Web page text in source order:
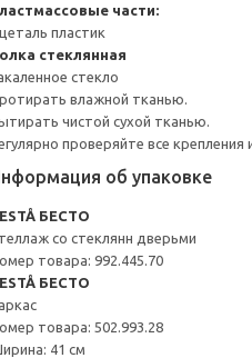
части:
пластик
стеклянная
стекло
влажной тканью.
чистой сухой тканью.
проверяйте все
об упаковке
БЕСТО
со стеклянн дверьми
товара: 992.445.70
БЕСТО
товара: 502.993.28
41 см